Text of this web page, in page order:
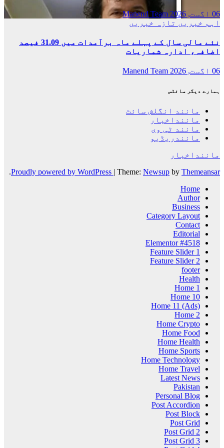
06 اگست, 2026
Manend Team
اہم خبریں تازہ خبریں
نئے مالی سال کے پہلے ماہ برآمدات میں 31.09 فیصد
اضافہ، ادارہ شماریات
06 اگست, 2026 Manend Team
ہمارے دیگر سائٹس
مانند انگلش سائٹ
ماننداخبار
مانند ٹی وی
مانندریڈیو
ماننداخبار
Proudly powered by WordPress | Theme: Newsup by Themeansar
.
Home
Author
Business
Category Layout
Contact
Editorial
Elementor #4518
Feature Slider 1
Feature Slider 2
footer
Health
Home 1
Home 10
Home 11 (Ads)
Home 2
Home Crypto
Home Food
Home Health
Home Sports
Home Technology
Home Travel
Latest News
Pakistan
Personal Blog
Post Accordion
Post Block
Post Grid
Post Grid 2
Post Grid 3